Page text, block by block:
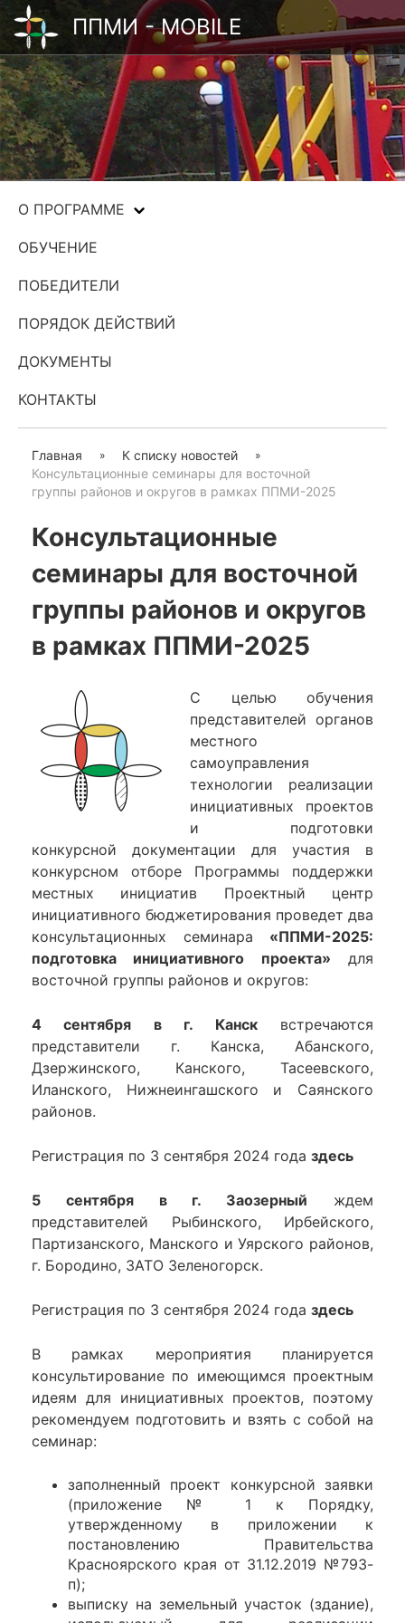
ППМИ - MOBILE
О ПРОГРАММЕ
ОБУЧЕНИЕ
ПОБЕДИТЕЛИ
ПОРЯДОК ДЕЙСТВИЙ
ДОКУМЕНТЫ
КОНТАКТЫ
Главная
К списку новостей
Консультационные семинары для восточной
группы районов и округов в рамках ППМИ-2025
Консультационные
семинары для восточной
группы районов и округов
в рамках ППМИ-2025
С целью обучения
представителей органов
местного
самоуправления
технологии реализации
инициативных проектов
и подготовки
конкурсной документации для участия в
конкурсном отборе Программы поддержки
местных инициатив Проектный центр
инициативного бюджетирования проведет два
консультационных семинара «ППМИ-2025:
подготовка инициативного проекта» для
восточной группы районов и округов:
4 сентября в г. Кансквстречаются
представители г. Канска, Абанского,
Дзержинского, Канского, Тасеевского,
Иланского, Нижнеингашского и Саянского
районов.
Регистрация по 3 сентября 2024 года здесь
5 сентября в г. Заозерный ждем
представителей Рыбинского, Ирбейского,
Партизанского, Манского и Уярского районов,
г. Бородино, ЗАТО Зеленогорск.
Регистрация по 3 сентября 2024 года здесь
В рамках мероприятия планируется
консультирование по имеющимся проектным
идеям для инициативных проектов, поэтому
рекомендуем подготовить и взять с собой на
семинар:
заполненный проект конкурсной заявки
(приложение № 1 к Порядку,
утвержденному в приложении к
постановлению Правительства
Красноярского края от 31.12.2019 №793-
п);
выписку на земельный участок (здание),